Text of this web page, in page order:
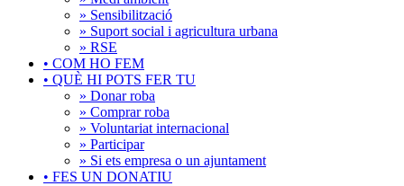
» Sensibilització
» Suport social i agricultura urbana
» RSE
• COM HO FEM
• QUÈ HI POTS FER TU
» Donar roba
» Comprar roba
» Voluntariat internacional
» Participar
» Si ets empresa o un ajuntament
• FES UN DONATIU